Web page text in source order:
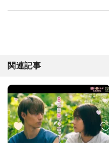
関連記事